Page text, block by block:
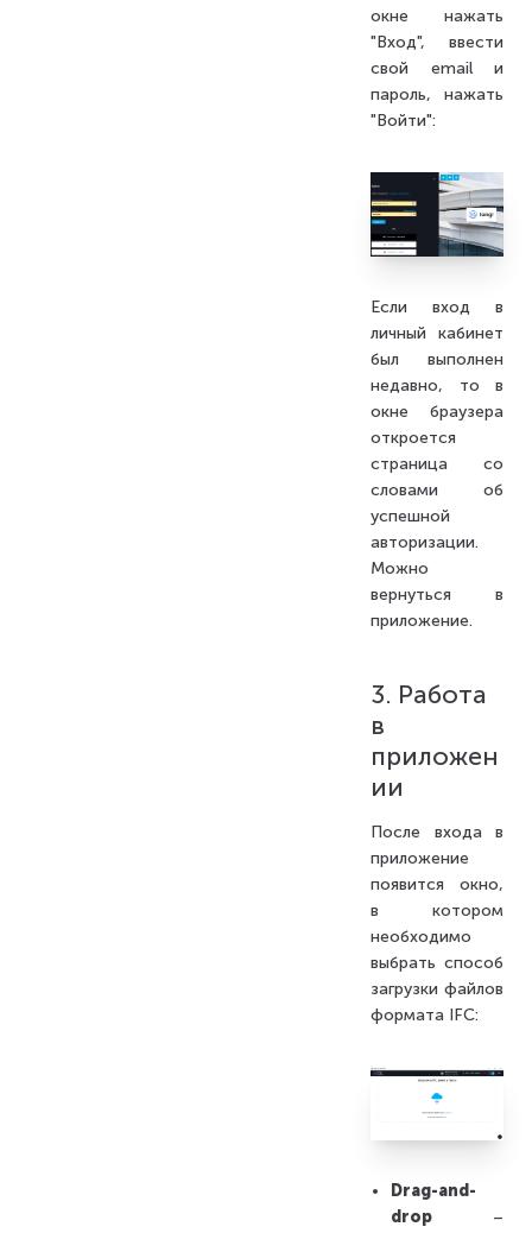
окне нажать
"Вход", ввести
свой email и
пароль, нажать
"Войти":
Если вход в
личный кабинет
был выполнен
недавно, то в
окне браузера
откроется
страница со
словами об
успешной
авторизации.
Можно
вернуться в
приложение.
3. Работа
в
приложен
ии
После входа в
приложение
появится окно,
в котором
необходимо
выбрать способ
загрузки файлов
формата IFC:
Drag-and-
drop–